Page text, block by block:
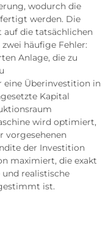
wodurch die
werden. Die
die tatsächlichen
häufige Fehler:
Anlage, die zu
Überinvestition in
Kapital
wird optimiert,
vorgesehenen
der Investition
maximiert, die exakt
realistische
ist.